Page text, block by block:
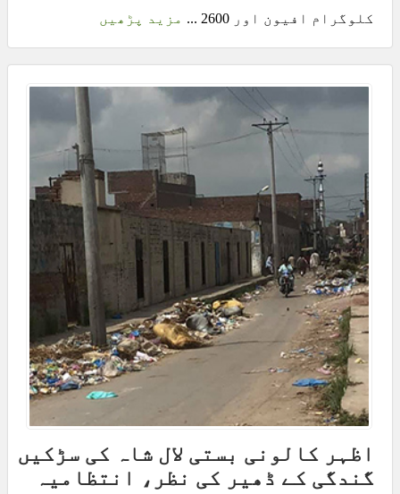
کلوگرام افیون اور 2600 ... مزید پڑھیں
اظہر کالونی بستی لال شاہ کی سڑکیں
گندگی کے ڈھیر کی نظر، انتظامیہ